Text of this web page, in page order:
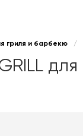
гриля и барбекю /